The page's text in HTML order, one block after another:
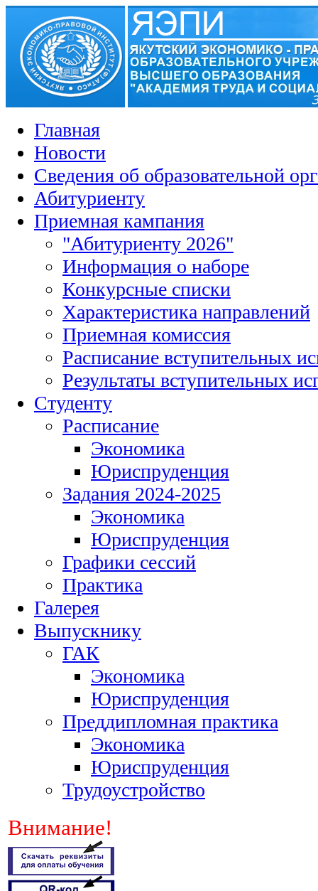
Главная
Новости
Сведения об образовательной
Абитуриенту
Приемная кампания
"Абитуриенту 2026"
Информация о наборе
Конкурсные списки
Характеристика направлений
Приемная комиссия
Расписание вступительных
Результаты вступительных
Студенту
Расписание
Экономика
Юриспруденция
Задания 2024-2025
Экономика
Юриспруденция
Графики сессий
Практика
Галерея
Выпускнику
ГАК
Экономика
Юриспруденция
Преддипломная практика
Экономика
Юриспруденция
Трудоустройство
Внимание!